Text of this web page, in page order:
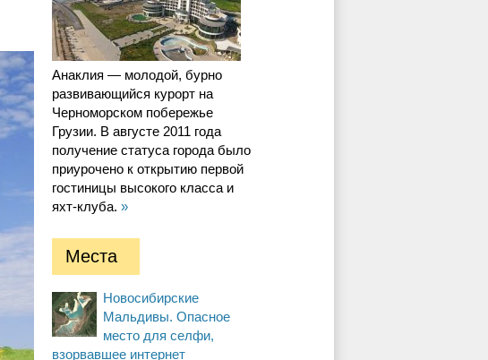
Анаклия — молодой, бурно
развивающийся курорт на
Черноморском побережье
Грузии. В августе 2011 года
получение статуса города было
приурочено к открытию первой
гостиницы высокого класса и
яхт-клуба. »
Места
Новосибирские
Мальдивы. Опасное
место для селфи,
взорвавшее интернет